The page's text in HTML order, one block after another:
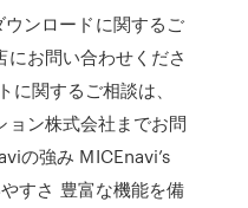
ンロードに関するご
お問い合わせくださ
関するご相談は、
ョン株式会社までお問
の強み MICEnavi’s
すさ 豊富な機能を備